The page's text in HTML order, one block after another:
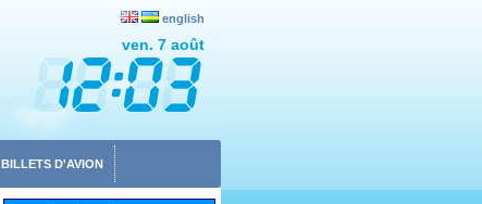
english
ven. 7 août
BILLETS D'AVION